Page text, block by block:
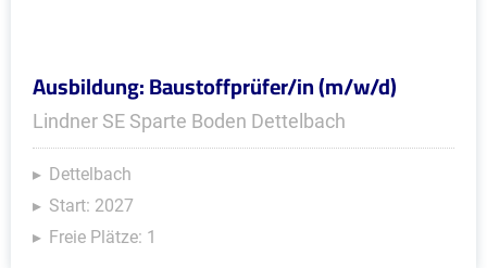
Ausbildung: Baustoffprüfer/in (m/w/d)
Lindner SE Sparte Boden Dettelbach
Dettelbach
Start: 2027
Freie Plätze: 1